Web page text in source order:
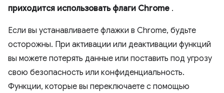
приходится использовать флаги Chrome .
Если вы устанавливаете флажки в Chrome, будьте
осторожны. При активации или деактивации функций
вы можете потерять данные или поставить под угрозу
свою безопасность или конфиденциальность.
Функции, которые вы переключаете с помощью